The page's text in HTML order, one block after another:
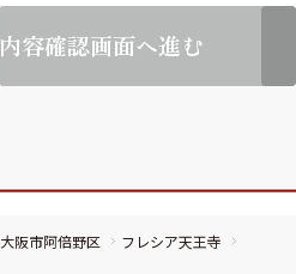
内容確認画面へ進む
大阪市阿倍野区
フレシア天王寺